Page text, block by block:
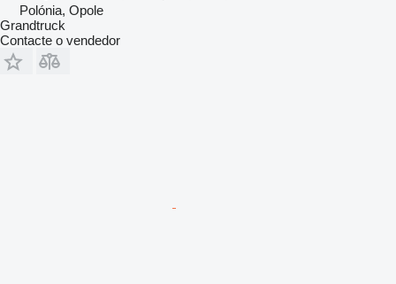
Polónia, Opole
Grandtruck
Contacte o vendedor